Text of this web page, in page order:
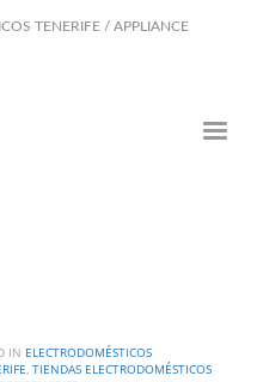
TENERIFE / APPLIANCE
IN ELECTRODOMÉSTICOS
, TIENDAS ELECTRODOMÉSTICOS